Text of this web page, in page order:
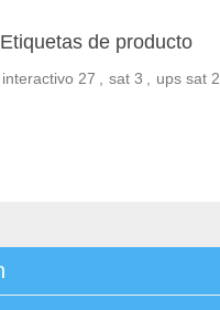
Etiquetas de producto
27 , sat 3 , ups sat 2